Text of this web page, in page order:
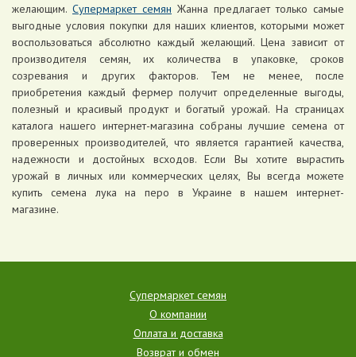
желающим. Супермаркет семян Жанна предлагает только самые
выгодные условия покупки для наших клиентов, которыми может
воспользоваться абсолютно каждый желающий. Цена зависит от
производителя семян, их количества в упаковке, сроков
созревания и других факторов. Тем не менее, после
приобретения каждый фермер получит определенные выгоды,
полезный и красивый продукт и богатый урожай. На страницах
каталога нашего интернет-магазина собраны лучшие семена от
проверенных производителей, что является гарантией качества,
надежности и достойных всходов. Если Вы хотите вырастить
урожай в личных или коммерческих целях, Вы всегда можете
купить семена лука на перо в Украине в нашем интернет-
магазине.
Супермаркет семян
О компании
Оплата и доставка
Возврат и обмен